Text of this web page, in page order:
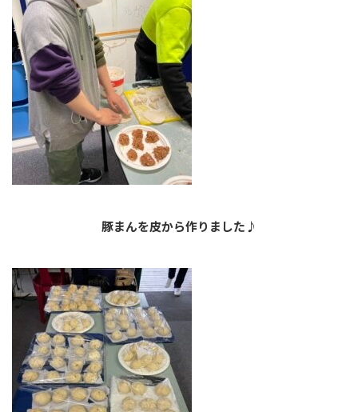
豚まんを皮から作りました♪